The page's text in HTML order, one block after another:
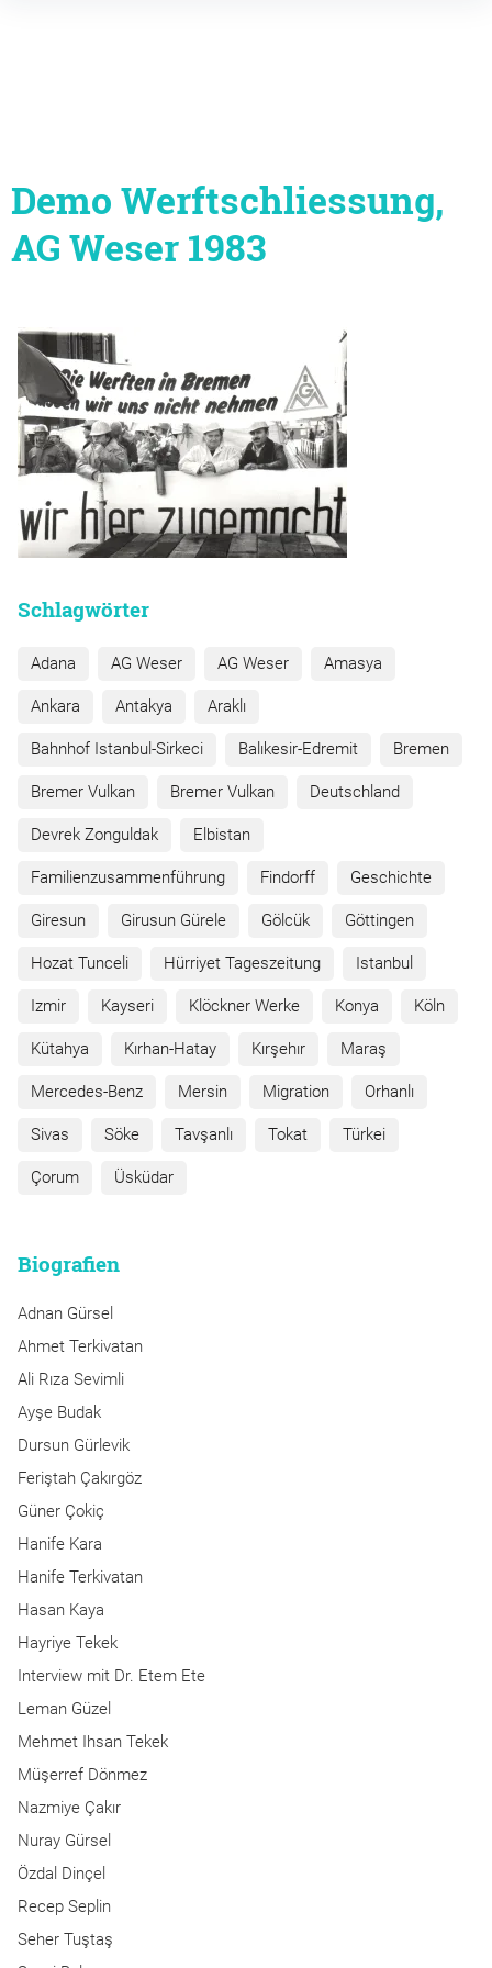
Demo Werftschliessung,
AG Weser 1983
Beitragsnavigation
Schlagwörter
Adana AG Weser AG Weser Amasya
Ankara Antakya Araklı
Bahnhof Istanbul-Sirkeci Balıkesir-Edremit Bremen
Bremer Vulkan Bremer Vulkan Deutschland
Devrek Zonguldak Elbistan
Familienzusammenführung Findorff Geschichte
Giresun Girusun Gürele Gölcük Göttingen
Hozat Tunceli Hürriyet Tageszeitung Istanbul
Izmir Kayseri Klöckner Werke Konya Köln
Kütahya Kırhan-Hatay Kırşehır Maraş
Mercedes-Benz Mersin Migration Orhanlı
Sivas Söke Tavşanlı Tokat Türkei
Çorum Üsküdar
Biografien
Adnan Gürsel
Ahmet Terkivatan
Ali Rıza Sevimli
Ayşe Budak
Dursun Gürlevik
Feriştah Çakırgöz
Güner Çokiç
Hanife Kara
Hanife Terkivatan
Hasan Kaya
Hayriye Tekek
Interview mit Dr. Etem Ete
Leman Güzel
Mehmet Ihsan Tekek
Müşerref Dönmez
Nazmiye Çakır
Nuray Gürsel
Özdal Dinçel
Recep Seplin
Seher Tuştaş